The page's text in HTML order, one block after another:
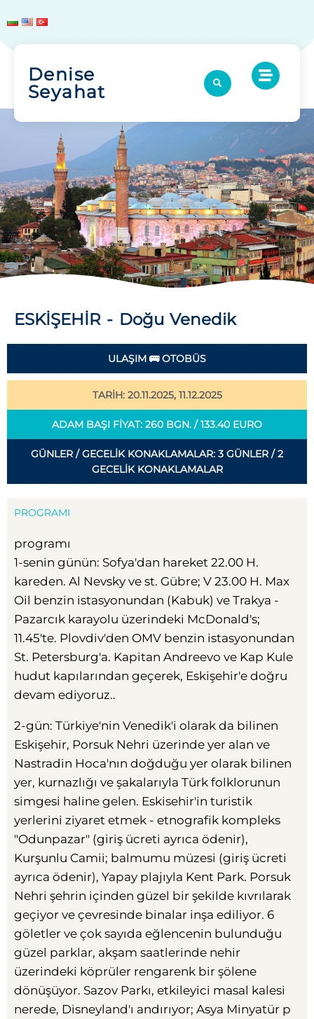
Denise
Seyahat
ESKİŞEHİR - Doğu Venedik
ULAŞIM 🚌 OTOBÜS
TARİH: 20.11.2025, 11.12.2025
ADAM BAŞI FIYAT: 260 BGN. / 133.40 EURO
GÜNLER / GECELIK KONAKLAMALAR: 3 GÜNLER / 2
GECELIK KONAKLAMALAR
PROGRAMI
programı
1-senin günün: Sofya'dan hareket 22.00 H.
kareden. Al Nevsky ve st. Gübre; V 23.00 H. Max
Oil benzin istasyonundan (Kabuk) ve Trakya -
Pazarcık karayolu üzerindeki McDonald's;
11.45'te. Plovdiv'den OMV benzin istasyonundan
St. Petersburg'a. Kapitan Andreevo ve Kap Kule
hudut kapılarından geçerek, Eskişehir'e doğru
devam ediyoruz..
2-gün: Türkiye'nin Venedik'i olarak da bilinen
Eskişehir, Porsuk Nehri üzerinde yer alan ve
Nastradin Hoca'nın doğduğu yer olarak bilinen
yer, kurnazlığı ve şakalarıyla Türk folklorunun
simgesi haline gelen. Eskisehir'in turistik
yerlerini ziyaret etmek - etnografik kompleks
"Odunpazar" (giriş ücreti ayrıca ödenir),
Kurşunlu Camii; balmumu müzesi (giriş ücreti
ayrıca ödenir), Yapay plajıyla Kent Park. Porsuk
Nehri şehrin içinden güzel bir şekilde kıvrılarak
geçiyor ve çevresinde binalar inşa ediliyor. 6
göletler ve çok sayıda eğlencenin bulunduğu
güzel parklar, akşam saatlerinde nehir
üzerindeki köprüler rengarenk bir şölene
dönüşüyor. Sazov Parkı, etkileyici masal kalesi
nerede, Disneyland'ı andırıyor; Asya Minyatür p